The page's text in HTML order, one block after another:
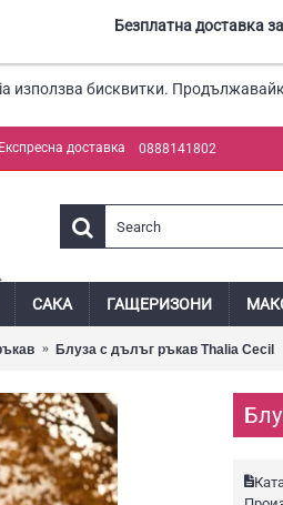
Безплатна доставка
използва бисквитки.
Експресна доставка 0888141802
САКА ГАЩЕРИЗОНИ
Блуза с дълъг ръкав Thalia Cecil